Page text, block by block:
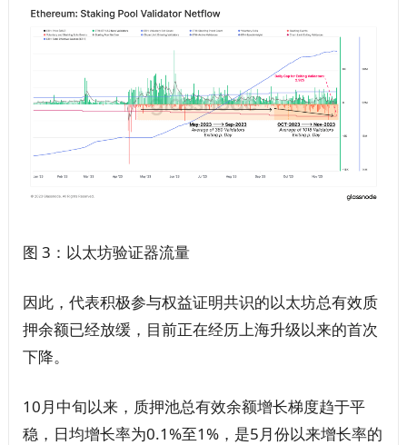
图 3：以太坊验证器流量
因此，代表积极参与权益证明共识的以太坊总有效质
押余额已经放缓，目前正在经历上海升级以来的首次
下降。
10月中旬以来，质押池总有效余额增长梯度趋于平
稳，日均增长率为0.1%至1%，是5月份以来增长率的